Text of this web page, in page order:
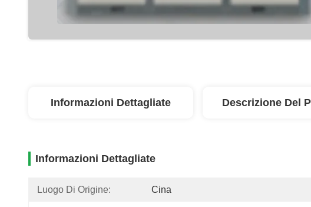
Informazioni Dettagliate Descrizione Del
Informazioni Dettagliate
Luogo Di Origine: Cina